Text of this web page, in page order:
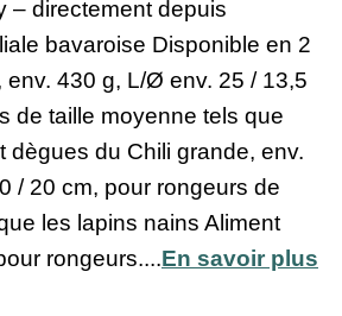
– directement depuis
bavaroise Disponible en 2
env. 430 g, L/Ø env. 25 / 13,5
de taille moyenne tels que
dègues du Chili grande, env.
/ 20 cm, pour rongeurs de
les lapins nains Aliment
rongeurs....En savoir plus